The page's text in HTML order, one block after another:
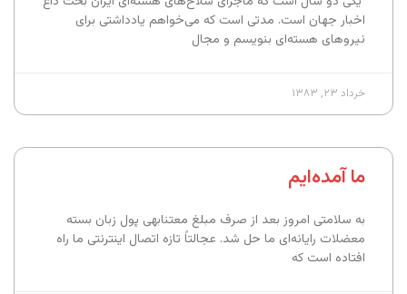
اخبار جهان است. مدتی است که می‌خواهم یادداشتی برای
نیروهای هسته‌ای بنویسم و مجال
خرداد ۲۳, ۱۳۸۳
ما آمده‌ایم
به سلامتی امروز بعد از صرف مبلغ معتنابهی پول زبان بسته
معضلات رایانه‌ای ما حل شد. عجالتاً تازه اتصال اینترنتی ما راه
افتاده است که